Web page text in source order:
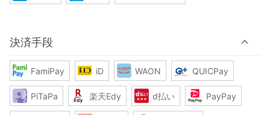
決済手段
FamiPay iD WAON QUICPay
PiTaPa 楽天Edy d払い PayPay